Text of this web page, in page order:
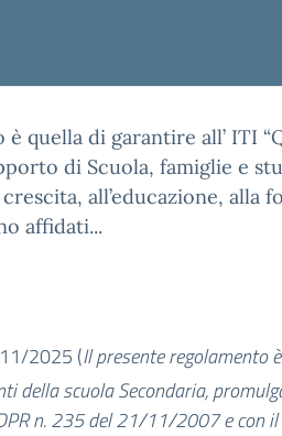
quella di garantire all’ ITI
di Scuola, famiglie e
all’educazione, alla
affidati...
2025 (Il presente regolamento
della scuola Secondaria,
n. 235 del 21/11/2007 e con